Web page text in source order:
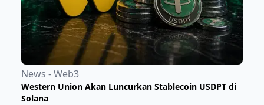
News - Web3
Western Union Akan Luncurkan Stablecoin USDPT di
Solana